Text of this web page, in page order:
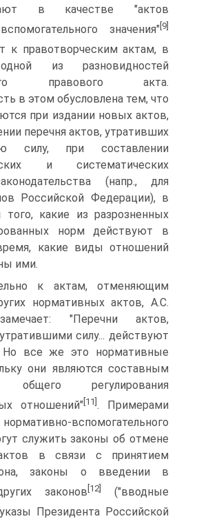
в качестве "актов
значения" [9]
к правотворческим актам, в
из разновидностей
правового акта.
в этом обусловлена тем, что
при издании новых актов,
перечня актов, утративших
силу, при составлении
и систематических
(напр., для
Российской Федерации), в
того, какие из разрозненных
норм действуют в
какие виды отношений
ими.
к актам, отменяющим
нормативных актов, А.С.
"Перечни актов,
силу... действуют
Но все же это нормативные
они являются составным
общего регулирования
отношений" [11] . Примерами
вспомогательного
служить законы об отмене
в связи с принятием
законы о введении в
законов [12]
("вводные
Президента Российской